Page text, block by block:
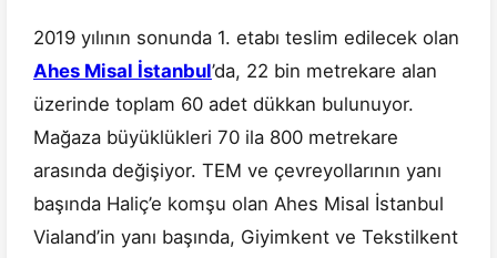
2019 yılının sonunda 1. etabı teslim edilecek olan
Ahes Misal İstanbul’da, 22 bin metrekare alan
üzerinde toplam 60 adet dükkan bulunuyor.
Mağaza büyüklükleri 70 ila 800 metrekare
arasında değişiyor. TEM ve çevreyollarının yanı
başında Haliç’e komşu olan Ahes Misal İstanbul
Vialand’in yanı başında, Giyimkent ve Tekstilkent